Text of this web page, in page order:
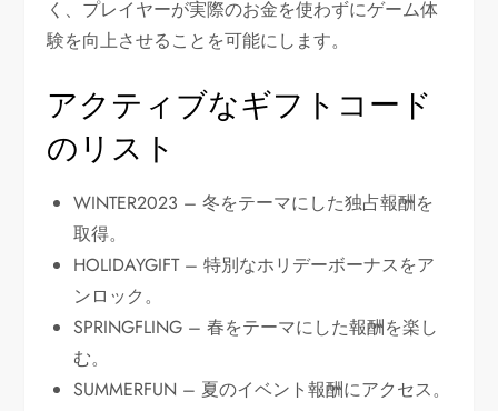
く、プレイヤーが実際のお金を使わずにゲーム体
験を向上させることを可能にします。
アクティブなギフトコード
のリスト
WINTER2023 – 冬をテーマにした独占報酬を
取得。
HOLIDAYGIFT – 特別なホリデーボーナスをア
ンロック。
SPRINGFLING – 春をテーマにした報酬を楽し
む。
SUMMERFUN – 夏のイベント報酬にアクセス。